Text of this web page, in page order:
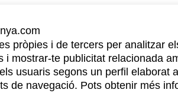
pròpies i de tercers per analitzar
i mostrar-te publicitat relacionada
usuaris segons un perfil elaborat
de navegació. Pots obtenir més